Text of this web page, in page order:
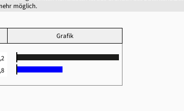
möglich.
Grafik